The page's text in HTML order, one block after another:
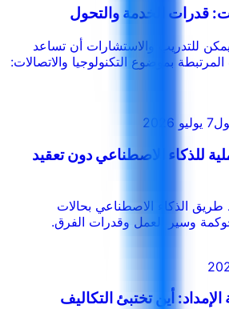
قدرات الخدمة والتحول
للتدريب والاستشارات أن تساعد
بموضوع التكنولوجيا والاتصالات:
7 يوليو 2026
للذكاء الاصطناعي دون تعقيد
الذكاء الاصطناعي بحالات
وسير العمل وقدرات الفرق.
أين تختبئ التكاليف